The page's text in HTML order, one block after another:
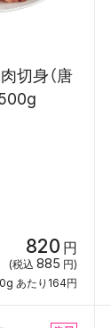
切身（唐
820 円
(税込 885 円)
あたり164円